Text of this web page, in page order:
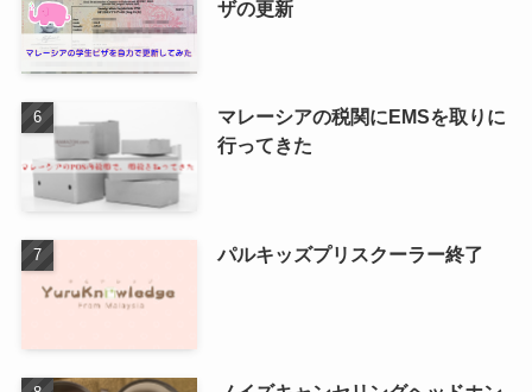
ザの更新
マレーシアの税関にEMSを取りに
行ってきた
パルキッズプリスクーラー終了